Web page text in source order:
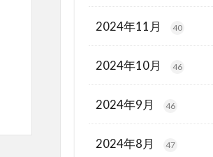
2024年11月 40
2024年10月 46
2024年9月 46
2024年8月 47